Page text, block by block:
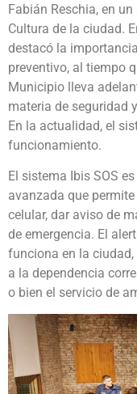
Fabián Reschia, en
Cultura de la ciudad.
destacó la
preventivo, al tiempo
Municipio lleva
materia de seguridad
En la actualidad, el
funcionamiento.
El sistema Ibis SOS
avanzada que
celular, dar aviso de
de emergencia. El
funciona en la
a la dependencia
o bien el servicio de